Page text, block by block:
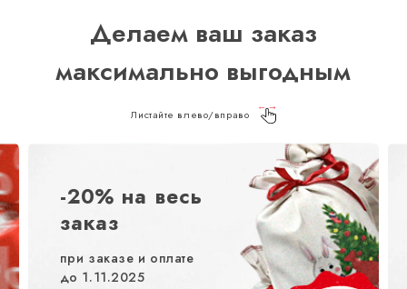
Делаем ваш заказ
максимально выгодным
Листайте влево/вправо
-20% на весь
заказ
при заказе и оплате
до 1.11.2025